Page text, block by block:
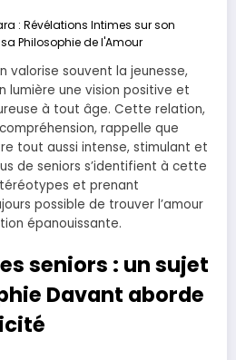
: Révélations Intimes sur son
Philosophie de l'Amour
valorise souvent la jeunesse,
lumière une vision positive et
à tout âge. Cette relation,
rappelle que
tout aussi intense, stimulant et
de seniors s’identifient à cette
et prenant
possible de trouver l’amour
épanouissante.
seniors : un sujet
Davant aborde